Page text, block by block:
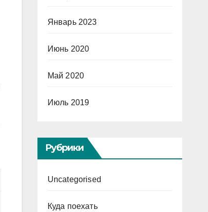
Январь 2023
Июнь 2020
Май 2020
Июль 2019
Рубрики
Uncategorised
Куда поехать